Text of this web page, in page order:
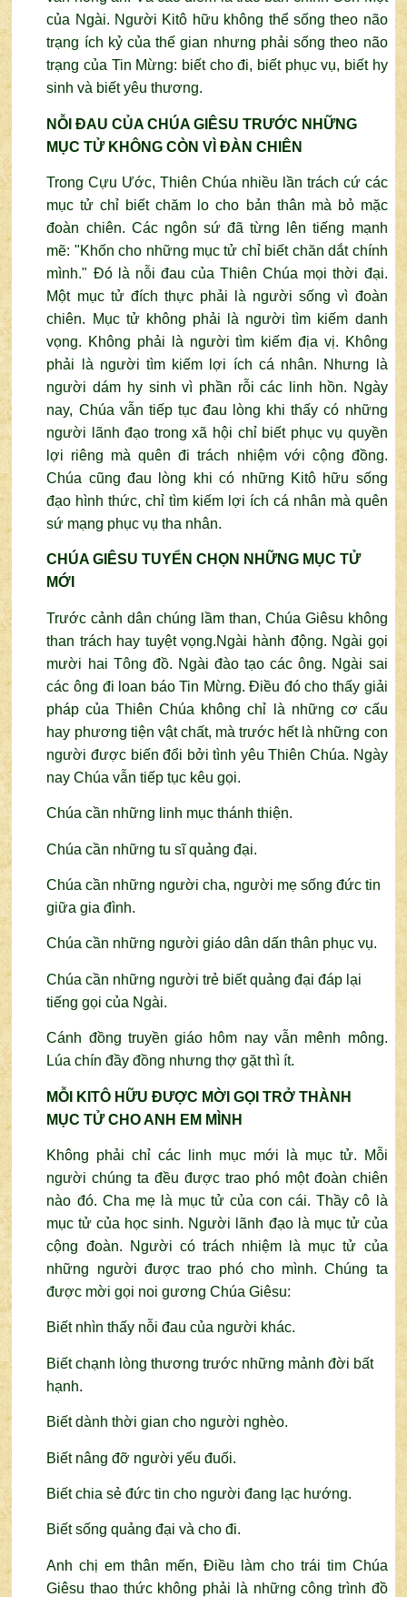
của Ngài. Người Kitô hữu không thể sống theo não
trạng ích kỷ của thế gian nhưng phải sống theo não
trạng của Tin Mừng: biết cho đi, biết phục vụ, biết hy
sinh và biết yêu thương.
NỖI ĐAU CỦA CHÚA GIÊSU TRƯỚC NHỮNG
MỤC TỬ KHÔNG CÒN VÌ ĐÀN CHIÊN
Trong Cựu Ước, Thiên Chúa nhiều lần trách cứ các
mục tử chỉ biết chăm lo cho bản thân mà bỏ mặc
đoàn chiên. Các ngôn sứ đã từng lên tiếng mạnh
mẽ: "Khốn cho những mục tử chỉ biết chăn dắt chính
mình." Đó là nỗi đau của Thiên Chúa mọi thời đại.
Một mục tử đích thực phải là người sống vì đoàn
chiên. Mục tử không phải là người tìm kiếm danh
vọng. Không phải là người tìm kiếm địa vị. Không
phải là người tìm kiếm lợi ích cá nhân. Nhưng là
người dám hy sinh vì phần rỗi các linh hồn. Ngày
nay, Chúa vẫn tiếp tục đau lòng khi thấy có những
người lãnh đạo trong xã hội chỉ biết phục vụ quyền
lợi riêng mà quên đi trách nhiệm với cộng đồng.
Chúa cũng đau lòng khi có những Kitô hữu sống
đạo hình thức, chỉ tìm kiếm lợi ích cá nhân mà quên
sứ mạng phục vụ tha nhân.
CHÚA GIÊSU TUYỂN CHỌN NHỮNG MỤC TỬ
MỚI
Trước cảnh dân chúng lầm than, Chúa Giêsu không
than trách hay tuyệt vọng.Ngài hành động. Ngài gọi
mười hai Tông đồ. Ngài đào tạo các ông. Ngài sai
các ông đi loan báo Tin Mừng. Điều đó cho thấy giải
pháp của Thiên Chúa không chỉ là những cơ cấu
hay phương tiện vật chất, mà trước hết là những con
người được biến đổi bởi tình yêu Thiên Chúa. Ngày
nay Chúa vẫn tiếp tục kêu gọi.
Chúa cần những linh mục thánh thiện.
Chúa cần những tu sĩ quảng đại.
Chúa cần những người cha, người mẹ sống đức tin
giữa gia đình.
Chúa cần những người giáo dân dấn thân phục vụ.
Chúa cần những người trẻ biết quảng đại đáp lại
tiếng gọi của Ngài.
Cánh đồng truyền giáo hôm nay vẫn mênh mông.
Lúa chín đầy đồng nhưng thợ gặt thì ít.
MỖI KITÔ HỮU ĐƯỢC MỜI GỌI TRỞ THÀNH
MỤC TỬ CHO ANH EM MÌNH
Không phải chỉ các linh mục mới là mục tử. Mỗi
người chúng ta đều được trao phó một đoàn chiên
nào đó. Cha mẹ là mục tử của con cái. Thầy cô là
mục tử của học sinh. Người lãnh đạo là mục tử của
cộng đoàn. Người có trách nhiệm là mục tử của
những người được trao phó cho mình. Chúng ta
được mời gọi noi gương Chúa Giêsu:
Biết nhìn thấy nỗi đau của người khác.
Biết chạnh lòng thương trước những mảnh đời bất
hạnh.
Biết dành thời gian cho người nghèo.
Biết nâng đỡ người yếu đuối.
Biết chia sẻ đức tin cho người đang lạc hướng.
Biết sống quảng đại và cho đi.
Anh chị em thân mến, Điều làm cho trái tim Chúa
Giêsu thao thức không phải là những công trình đồ